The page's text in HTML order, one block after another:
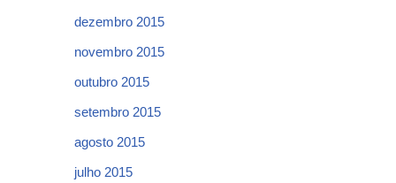
dezembro 2015
novembro 2015
outubro 2015
setembro 2015
agosto 2015
julho 2015